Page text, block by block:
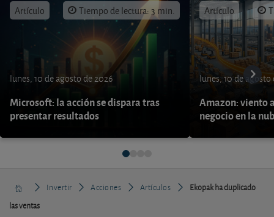
Artículo Tiempo de lectura: 3 min.
lunes, 10 de agosto de 2026
Microsoft: la acción se dispara tras
presentar resultados
Artículo
lunes, 10 de agosto
Amazon: viento
negocio en la
Invertir Acciones Artículos
Ekopak ha duplicado
las ventas